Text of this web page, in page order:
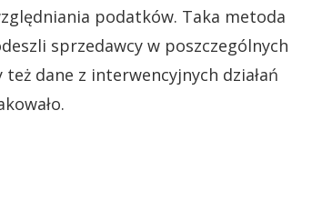
podatków. Taka metoda
sprzedawcy w poszczególnych
dane z interwencyjnych działań